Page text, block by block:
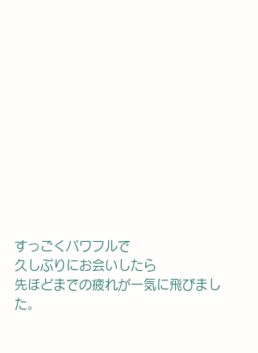
すっごくパワフルで
久しぶりにお会いしたら
先ほどまでの疲れが一気に飛びまし
た。